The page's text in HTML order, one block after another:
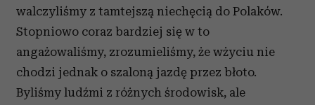
walczyliśmy z tamtejszą niechęcią do Polaków.
Stopniowo coraz bardziej się w to
angażowaliśmy, zrozumieliśmy, że wżyciu nie
chodzi jednak o szaloną jazdę przez błoto.
Byliśmy ludźmi z różnych środowisk, ale